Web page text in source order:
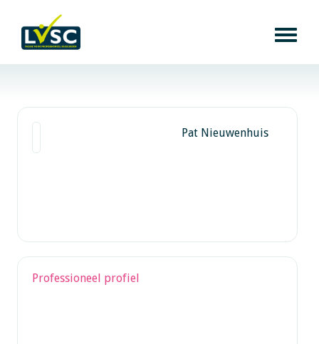
Pat Nieuwenhuis
Professioneel profiel